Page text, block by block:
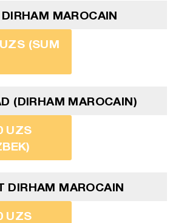
MAROCAIN
(SUM
(DIRHAM MAROCAIN)
UZS
DIRHAM MAROCAIN
UZS